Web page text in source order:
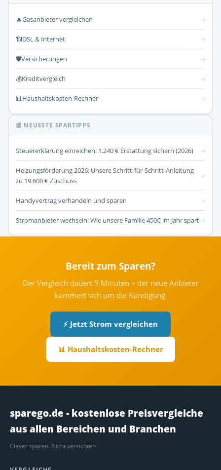
🔥Gasanbieter vergleichen →
📶DSL & Internet →
🛡️Versicherungen →
💰Kreditvergleich →
📊 Haushaltskosten-Rechner →
📰 NEUESTE SPARTIPPS
Steuererklärung einreichen: 1.240 € Erstattung sichern (2026) →
Heizungsförderung 2026: Unsere Schritt-für-Schritt-Anleitung
zu 19.600 € Zuschuss
→
Handyvertrag verhandeln und sparen →
Stromanbieter wechseln: Wie unsere Familie 450€ im Jahr spart →
Bereit zum Sparen?
Der Vergleich dauert 5 Minuten – der neue Anbieter
kümmert sich um die Kündigung.
⚡ Jetzt Strom vergleichen
📊 Haushaltskosten-Rechner
sparego.de - kostenlose Preisvergleiche
aus allen Bereichen und Branchen
Clever sparen. Nicht verzichten.